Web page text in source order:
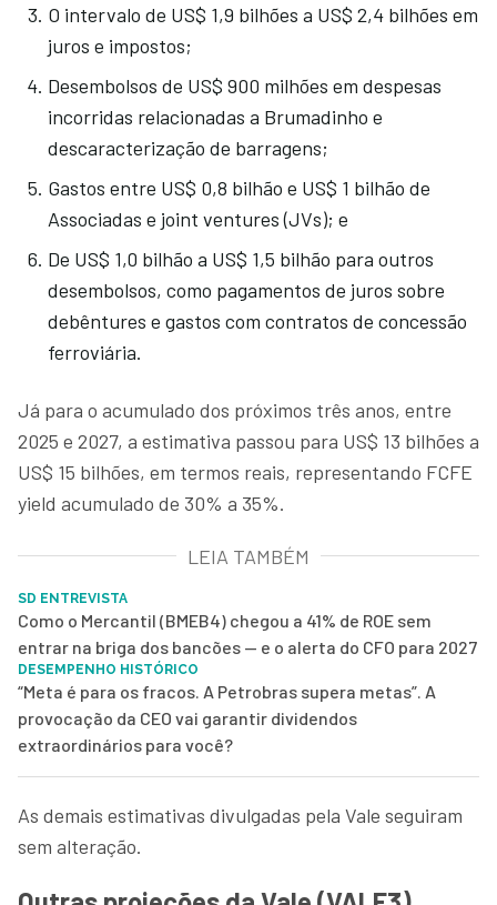
O intervalo de US$ 1,9 bilhões a US$ 2,4 bilhões em
juros e impostos;
Desembolsos de US$ 900 milhões em despesas
incorridas relacionadas a Brumadinho e
descaracterização de barragens;
Gastos entre US$ 0,8 bilhão e US$ 1 bilhão de
Associadas e joint ventures (JVs); e
De US$ 1,0 bilhão a US$ 1,5 bilhão para outros
desembolsos, como pagamentos de juros sobre
debêntures e gastos com contratos de concessão
ferroviária.
Já para o acumulado dos próximos três anos, entre
2025 e 2027, a estimativa passou para US$ 13 bilhões a
US$ 15 bilhões, em termos reais, representando FCFE
yield acumulado de 30% a 35%.
LEIA TAMBÉM
SD ENTREVISTA
Como o Mercantil (BMEB4) chegou a 41% de ROE sem
entrar na briga dos bancões — e o alerta do CFO para 2027
DESEMPENHO HISTÓRICO
“Meta é para os fracos. A Petrobras supera metas”. A
provocação da CEO vai garantir dividendos
extraordinários para você?
As demais estimativas divulgadas pela Vale seguiram
sem alteração.